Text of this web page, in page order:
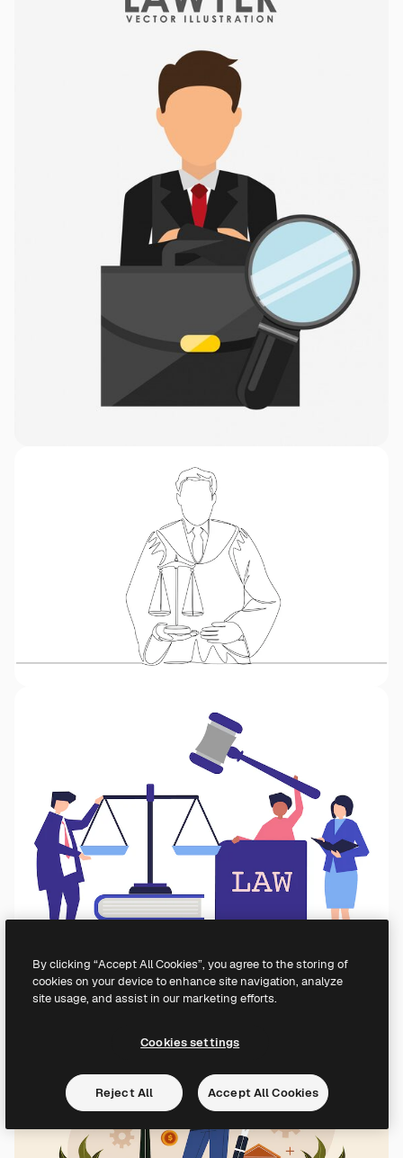
By clicking “Accept All Cookies”, you agree to the storing of
cookies on your device to enhance site navigation, analyze
site usage, and assist in our marketing efforts.
Cookies settings
Reject All Accept All Cookies